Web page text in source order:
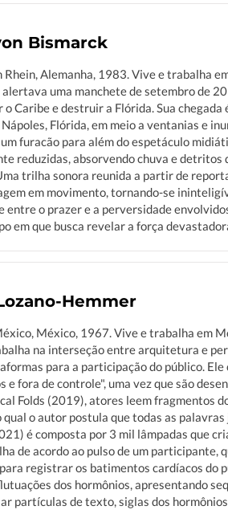
Bismarck
Rhein, Alemanha, 1983. Vive e trabalha
alertava uma manchete de setembro de
o Caribe e destruir a Flórida. Sua
Flórida, em meio a ventanias e
furacão para além do espetáculo
reduzidas, absorvendo chuva e detritos
trilha sonora reunida a partir de
em movimento, tornando-se
entre o prazer e a perversidade
em que busca revelar a força
Hemmer
México, 1967. Vive e trabalha em
na interseção entre arquitetura e
para a participação do público.
e fora de controle", uma vez que são
Folds (2019), atores leem fragmentos
qual o autor postula que todas as
é composta por 3 mil lâmpadas que
de acordo ao pulso de um participante,
registrar os batimentos cardíacos do
dos hormônios, apresentando
partículas de texto, siglas dos